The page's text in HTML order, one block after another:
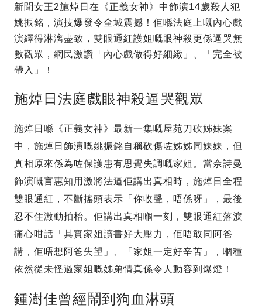
新聞女王2施焯日在《正義女神》中飾演14歲殺人犯
姚振銘，演技爆發令全城震撼！佢喺法庭上嘅內心戲
演繹得淋漓盡致，雙眼通紅護姐嘅眼神殺更係逼哭無
數觀眾，網民激讚「內心戲做得好細緻」、「完全被
帶入」！
施焯日法庭戲眼神殺逼哭觀眾
施焯日喺《正義女神》最新一集嘅屋苑刀砍姊妹案
中，施焯日飾演嘅姚振銘自稱砍傷咗姊姊同妹妹，但
真相原來係為咗保護患有思覺失調嘅家姐。當佘詩曼
飾演嘅言惠知用激將法逼佢講出真相時，施焯日全程
雙眼通紅，不斷搖頭表示「你收聲，唔係呀」，最後
忍不住激動拍枱。佢講出真相嗰一刻，雙眼通紅落淚
痛心咁話「其實家姐讀書好大壓力，佢唔敢同阿爸
講，佢唔想阿爸失望」、「家姐一定好辛苦」，嗰種
依然從未怪過家姐嘅姊弟情真係令人動容到爆燈！
鍾澍佳曾經鬧到狗血淋頭